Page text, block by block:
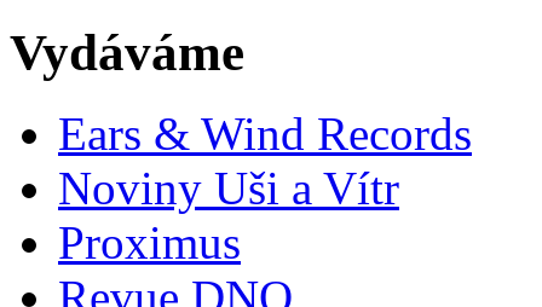
Vydáváme
Ears & Wind Records
Noviny Uši a Vítr
Proximus